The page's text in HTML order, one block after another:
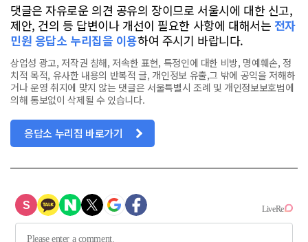
댓글은 자유로운 의견 공유의 장이므로 서울시에 대한 신고,
제안, 건의 등 답변이나 개선이 필요한 사항에 대해서는 전자
민원 응답소 누리집을 이용하여 주시기 바랍니다.
상업성 광고, 저작권 침해, 저속한 표현, 특정인에 대한 비방, 명예훼손, 정
치적 목적, 유사한 내용의 반복적 글, 개인정보 유출,그 밖에 공익을 저해하
거나 운영 취지에 맞지 않는 댓글은 서울특별시 조례 및 개인정보보호법에
의해 통보없이 삭제될 수 있습니다.
응답소 누리집 바로가기